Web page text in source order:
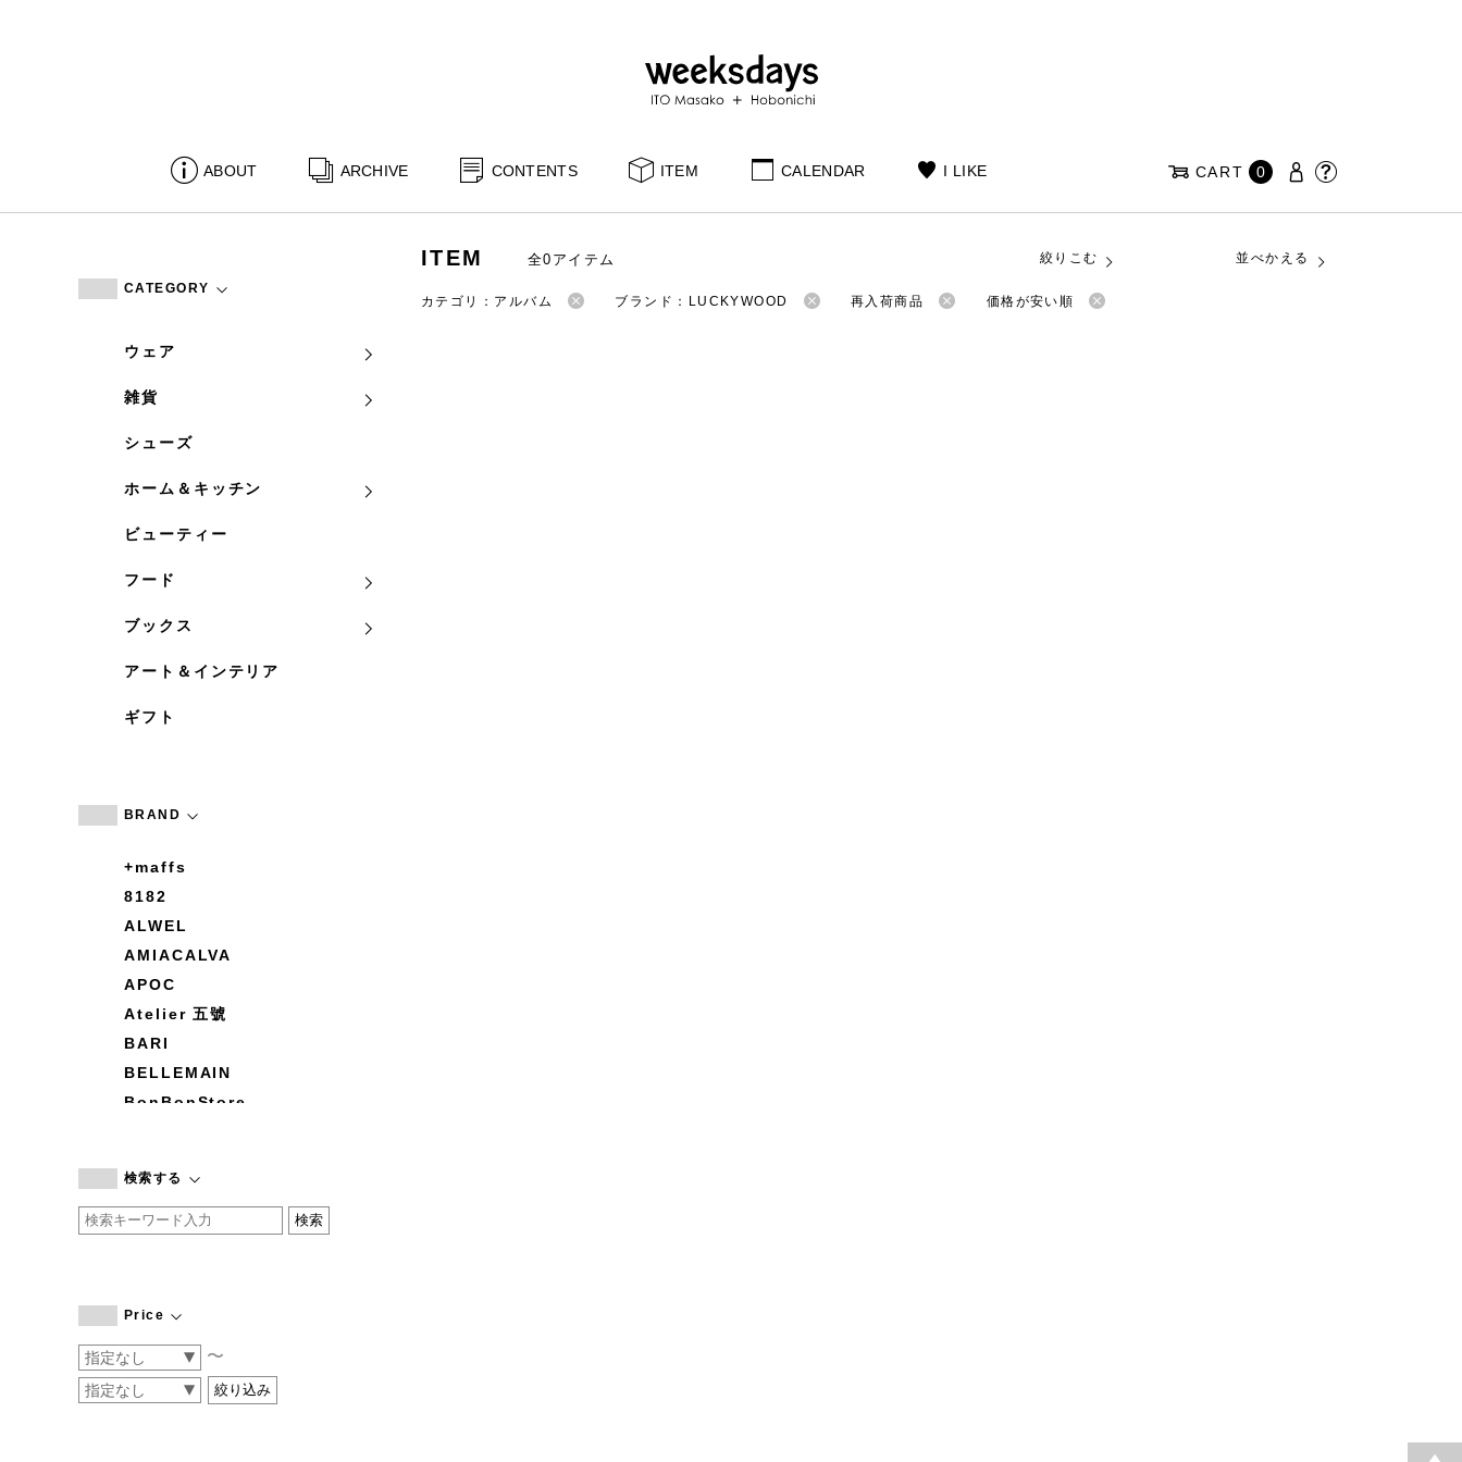
ABOUT ARCHIVE CONTENTS ITEM CALENDAR I LIKE CART 0
CATEGORY
ウェア
雑貨
シューズ
ホーム＆キッチン
ビューティー
フード
ブックス
アート＆インテリア
ギフト
BRAND
+maffs
8182
ALWEL
AMIACALVA
APOC
Atelier 五號
BARI
BELLEMAIN
BonBonStore
by basics
CATWORTH
COGTHEBIGSMOKE
CONVERSE
DEAN & DELUCA
検索する
Price
〜
ITEM 全0アイテム 絞りこむ 並べかえる
カテゴリ：アルバム ブランド：LUCKYWOOD 再入荷商品 価格が安い順